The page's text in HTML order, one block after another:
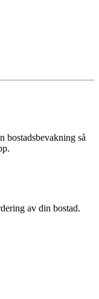
bostadsbevakning så
av din bostad.